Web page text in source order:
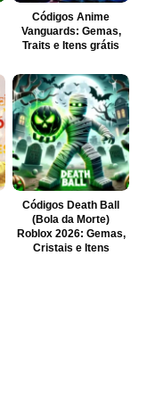
Códigos Anime
Vanguards: Gemas,
Traits e Itens grátis
Códigos Death Ball
(Bola da Morte)
Roblox 2026: Gemas,
Cristais e Itens